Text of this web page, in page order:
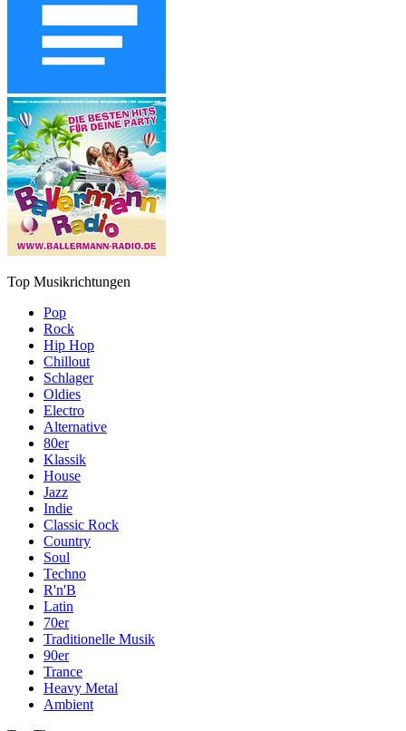
Top Musikrichtungen
Pop
Rock
Hip Hop
Chillout
Schlager
Oldies
Electro
Alternative
80er
Klassik
House
Jazz
Indie
Classic Rock
Country
Soul
Techno
R'n'B
Latin
70er
Traditionelle Musik
90er
Trance
Heavy Metal
Ambient